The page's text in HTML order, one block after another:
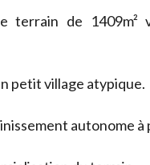
terrain de 1409m²
petit village atypique.
autonome à